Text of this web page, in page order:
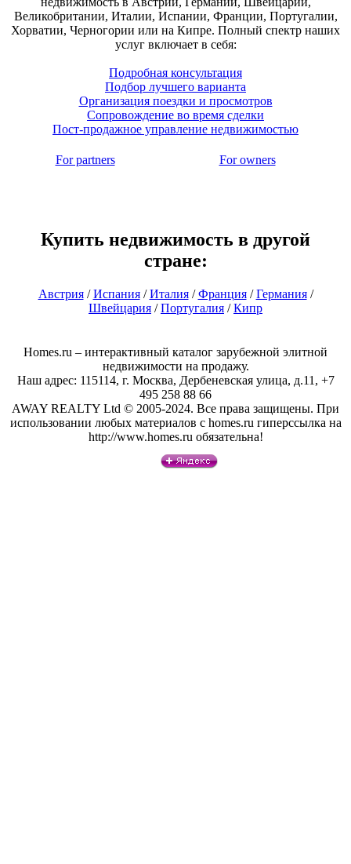
Великобритании, Италии, Испании, Франции, Португалии,
Хорватии, Черногории или на Кипре. Полный спектр наших
услуг включает в себя:
Подробная консультация
Подбор лучшего варианта
Организация поездки и просмотров
Сопровождение во время сделки
Пост-продажное управление недвижимостью
For partners For owners
Купить недвижимость в другой
стране:
Австрия/Испания/Италия/Франция/Германия/
Швейцария /Португалия /Кипр
Homes.ru – интерактивный каталог зарубежной элитной
недвижимости на продажу.
Наш адрес: 115114, г. Москва, Дербеневская улица, д.11, +7
495 258 88 66
AWAY REALTY Ltd © 2005-2024. Все права защищены. При
использовании любых материалов с homes.ru гиперссылка на
http://www.homes.ru обязательна!